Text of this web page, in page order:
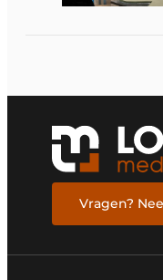
Vragen?